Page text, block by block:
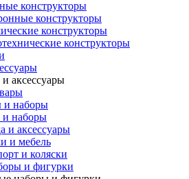
конструкторы
конструкторы
конструкторы
конструкторы
аксессуары
и наборы
наборы
и аксессуары
и мебель
и коляски
и фигурки